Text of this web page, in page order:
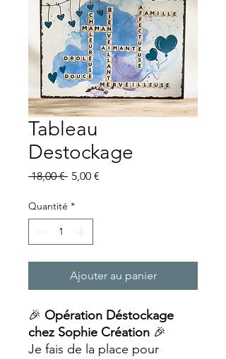
Tableau
Destockage
18,00 € Prix
5,00 €
Quantité *
Ajouter au panier
🎉 Opération Déstockage
chez Sophie Création 🎉
Je fais de la place pour